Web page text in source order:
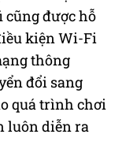
được hỗ
kiện Wi-Fi
thông
đổi sang
quá trình chơi
luôn diễn ra